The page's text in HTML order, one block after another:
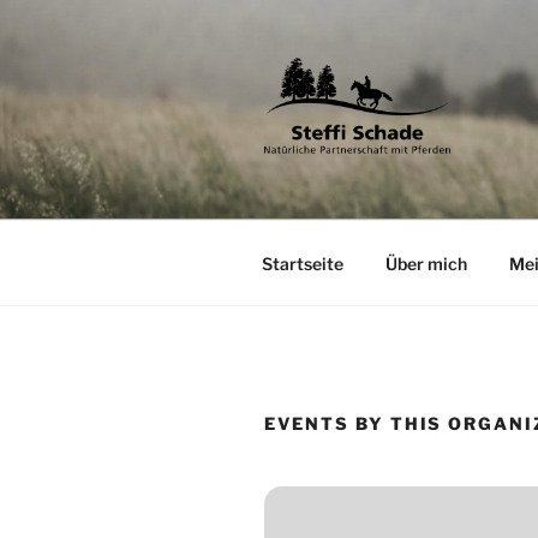
STEFFI
Natürliche Partnerschaft mit
Startseite Über mich
EVENTS BY THIS